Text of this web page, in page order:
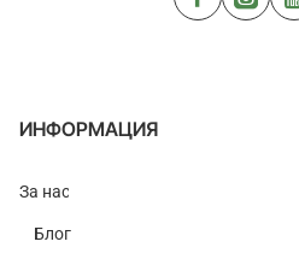
ИНФОРМАЦИЯ
За нас
Блог